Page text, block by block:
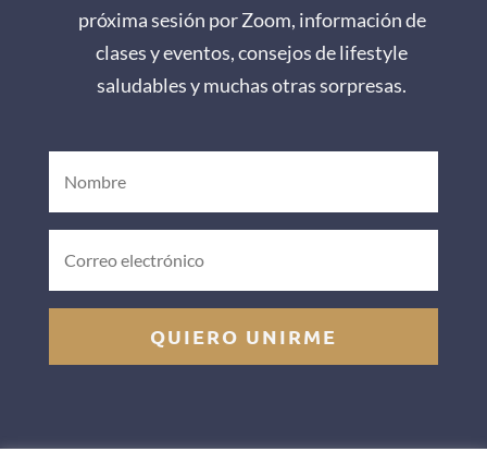
próxima sesión por Zoom, información de
clases y eventos, consejos de lifestyle
saludables y muchas otras sorpresas.
QUIERO UNIRME